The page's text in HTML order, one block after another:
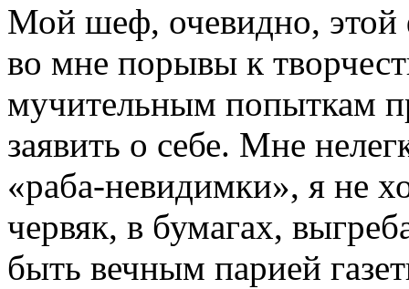
Мой шеф, очевидно, этой
во мне порывы к
мучительным попыткам
заявить о себе. Мне
«раба-невидимки», я не
червяк, в бумагах,
быть вечным парией